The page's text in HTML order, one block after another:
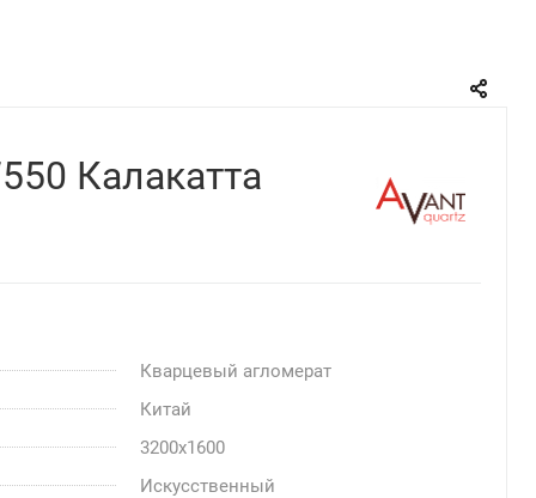
Калакатта
Кварцевый агломерат
Китай
3200x1600
Искусственный